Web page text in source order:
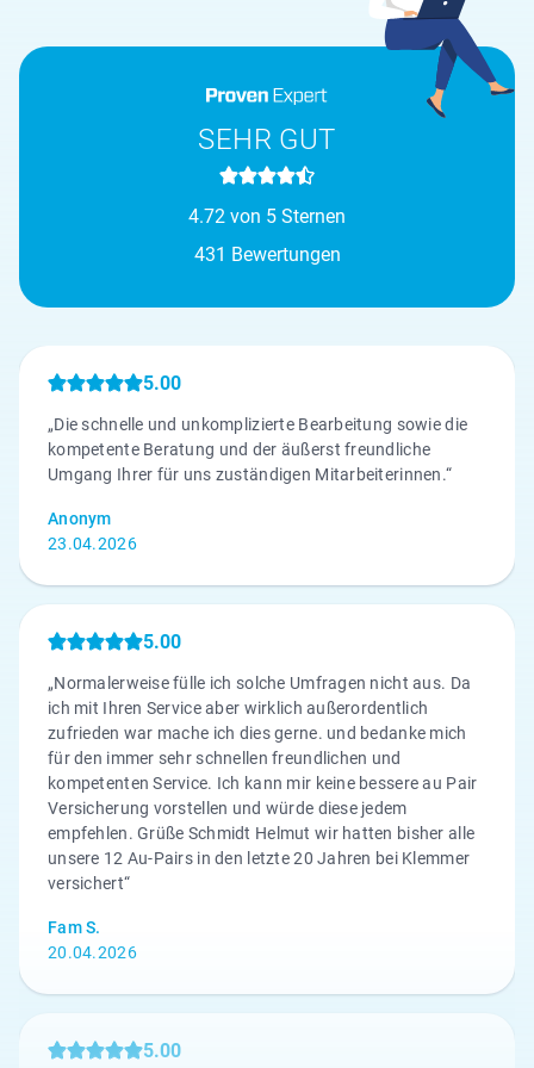
SEHR GUT
4.72 von 5 Sternen
431 Bewertungen
5.00
„Die schnelle und unkomplizierte Bearbeitung sowie die
kompetente Beratung und der äußerst freundliche
Umgang Ihrer für uns zuständigen Mitarbeiterinnen.“
Anonym
23.04.2026
5.00
„Normalerweise fülle ich solche Umfragen nicht aus. Da
ich mit Ihren Service aber wirklich außerordentlich
zufrieden war mache ich dies gerne. und bedanke mich
für den immer sehr schnellen freundlichen und
kompetenten Service. Ich kann mir keine bessere au Pair
Versicherung vorstellen und würde diese jedem
empfehlen. Grüße Schmidt Helmut wir hatten bisher alle
unsere 12 Au-Pairs in den letzte 20 Jahren bei Klemmer
versichert“
Fam S.
20.04.2026
5.00